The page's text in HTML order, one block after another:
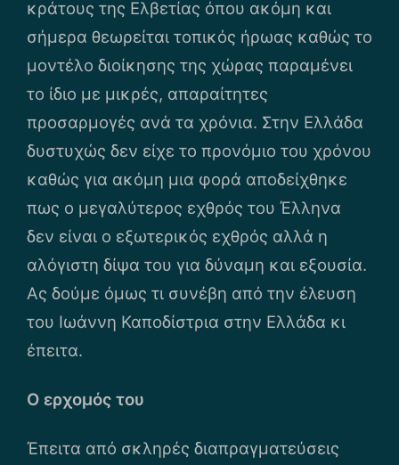
κράτους της Ελβετίας όπου ακόμη και
σήμερα θεωρείται τοπικός ήρωας καθώς το
μοντέλο διοίκησης της χώρας παραμένει
το ίδιο με μικρές, απαραίτητες
προσαρμογές ανά τα χρόνια. Στην Ελλάδα
δυστυχώς δεν είχε το προνόμιο του χρόνου
καθώς για ακόμη μια φορά αποδείχθηκε
πως ο μεγαλύτερος εχθρός του Έλληνα
δεν είναι ο εξωτερικός εχθρός αλλά η
αλόγιστη δίψα του για δύναμη και εξουσία.
Ας δούμε όμως τι συνέβη από την έλευση
του Ιωάννη Καποδίστρια στην Ελλάδα κι
έπειτα.
Ο ερχομός του
Έπειτα από σκληρές διαπραγματεύσεις